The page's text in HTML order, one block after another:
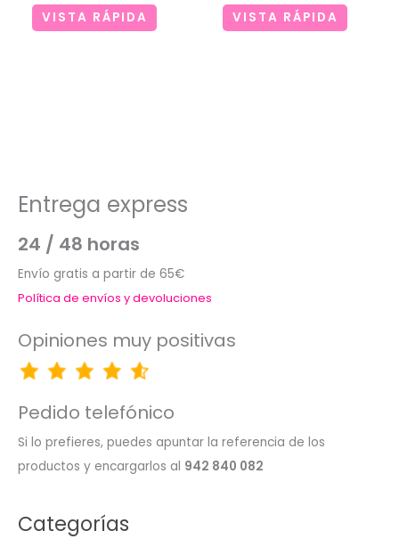
originalactual
VISTA RÁPIDA VISTA RÁPIDA
Entrega express
24 / 48 horas
Envío gratis a partir de 65€
Política de envíos y devoluciones
Opiniones muy positivas
Pedido telefónico
Si lo prefieres, puedes apuntar la referencia de los
productos y encargarlos al 942 840 082
Categorías